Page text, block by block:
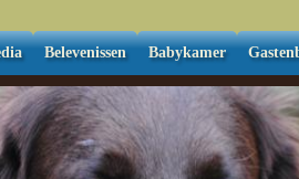
Belevenissen Babykamer